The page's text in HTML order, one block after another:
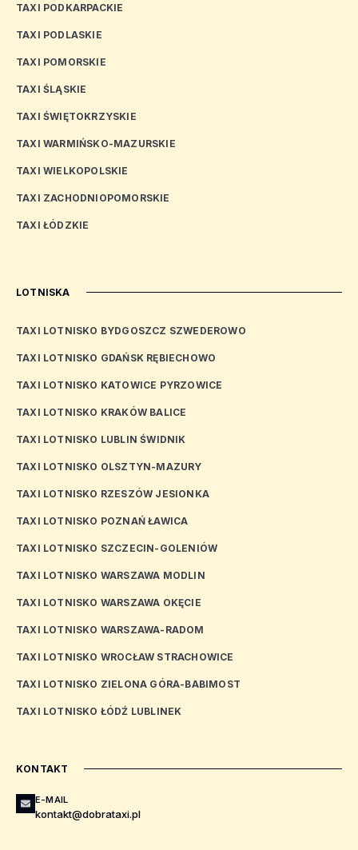
TAXI PODKARPACKIE
TAXI PODLASKIE
TAXI POMORSKIE
TAXI ŚLĄSKIE
TAXI ŚWIĘTOKRZYSKIE
TAXI WARMIŃSKO-MAZURSKIE
TAXI WIELKOPOLSKIE
TAXI ZACHODNIOPOMORSKIE
TAXI ŁÓDZKIE
LOTNISKA
TAXI LOTNISKO BYDGOSZCZ SZWEDEROWO
TAXI LOTNISKO GDAŃSK RĘBIECHOWO
TAXI LOTNISKO KATOWICE PYRZOWICE
TAXI LOTNISKO KRAKÓW BALICE
TAXI LOTNISKO LUBLIN ŚWIDNIK
TAXI LOTNISKO OLSZTYN-MAZURY
TAXI LOTNISKO RZESZÓW JESIONKA
TAXI LOTNISKO POZNAŃ ŁAWICA
TAXI LOTNISKO SZCZECIN-GOLENIÓW
TAXI LOTNISKO WARSZAWA MODLIN
TAXI LOTNISKO WARSZAWA OKĘCIE
TAXI LOTNISKO WARSZAWA-RADOM
TAXI LOTNISKO WROCŁAW STRACHOWICE
TAXI LOTNISKO ZIELONA GÓRA-BABIMOST
TAXI LOTNISKO ŁÓDŹ LUBLINEK
KONTAKT
E-MAIL
kontakt@dobrataxi.pl